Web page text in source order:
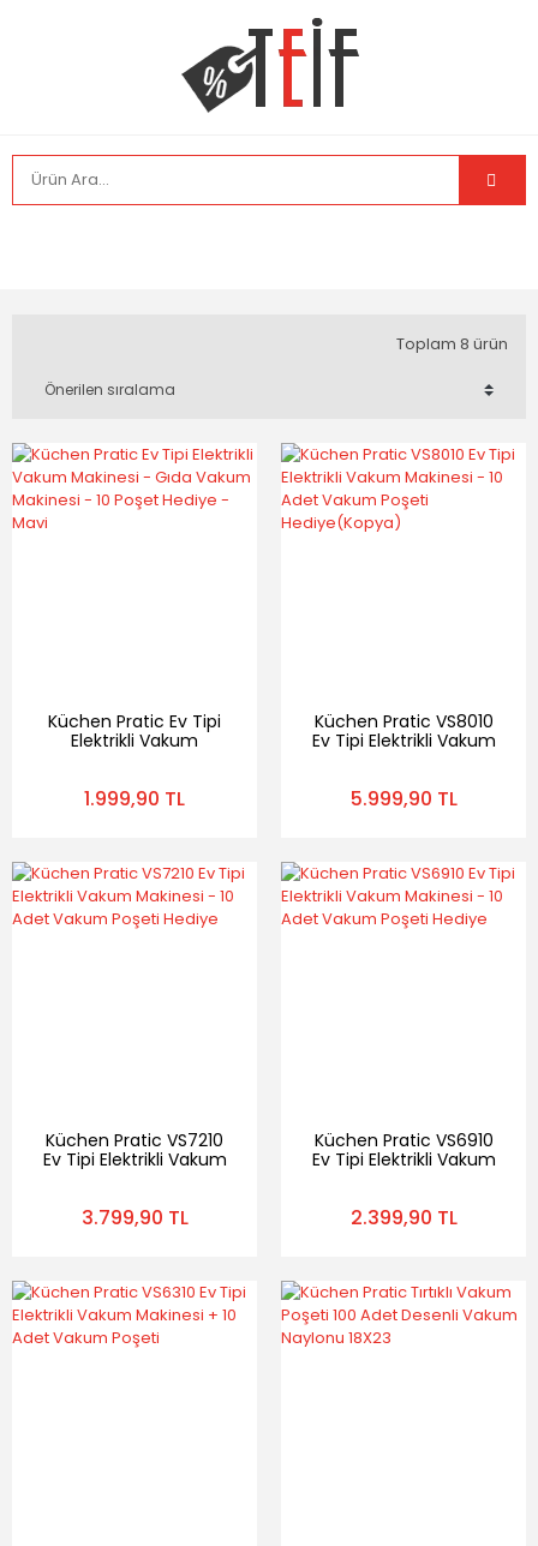
Toplam 8 ürün
Küchen Pratic Ev Tipi
Elektrikli Vakum
Hediye - Mavi
1.999,90 TL
Küchen Pratic VS8010
Ev Tipi Elektrikli Vakum
Hediye(Kopya)
5.999,90 TL
Küchen Pratic VS7210
Ev Tipi Elektrikli Vakum
3.799,90 TL
Küchen Pratic VS6910
Ev Tipi Elektrikli Vakum
2.399,90 TL